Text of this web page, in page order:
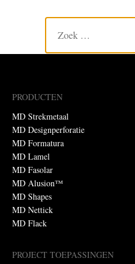
PRODUCTEN
MD Strekmetaal
MD Designperforatie
MD Formatura
MD Lamel
MD Fasolar
MD Alusion™
MD Shapes
MD Nettick
MD Flack
PROJECT TOEPASSINGEN